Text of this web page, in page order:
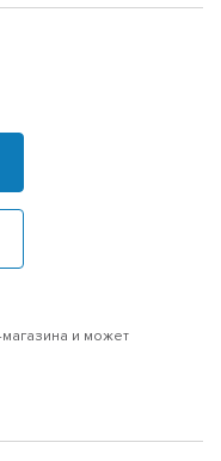
магазина и может